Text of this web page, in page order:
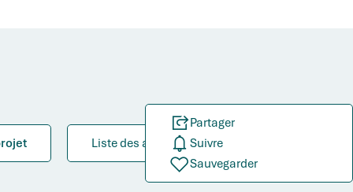
Liste des aides
Partager
Suivre
Sauvegarder